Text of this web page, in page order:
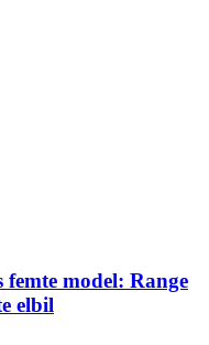
model: Range
elbil